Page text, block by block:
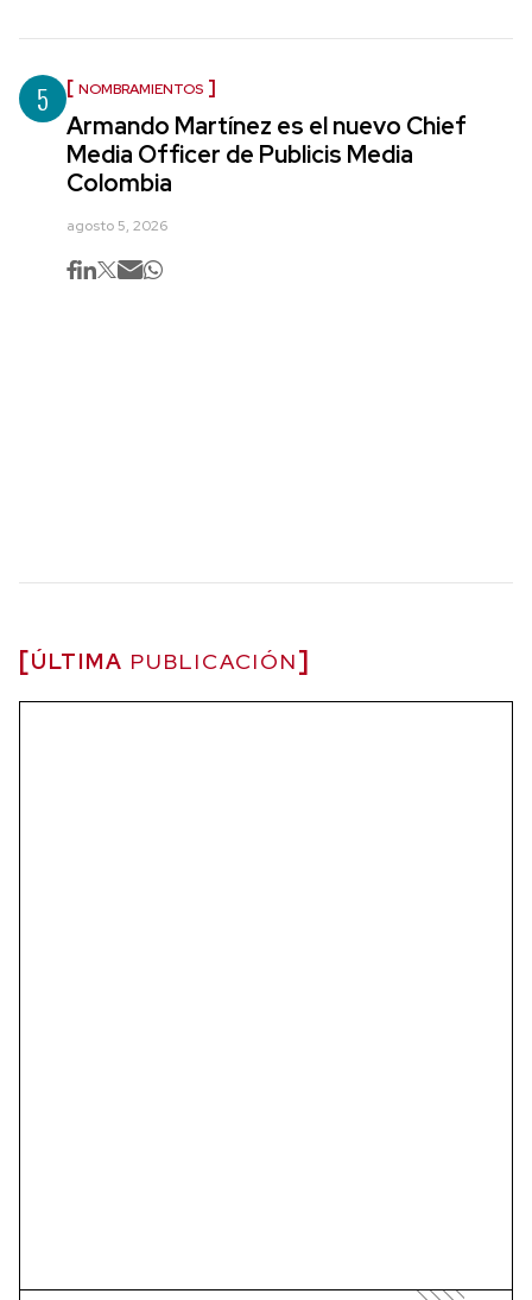
5 NOMBRAMIENTOS
Armando Martínez es el nuevo Chief
Media Officer de Publicis Media
Colombia
agosto 5, 2026
ÚLTIMA PUBLICACIÓN